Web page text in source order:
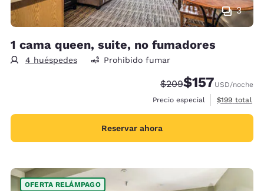
3
1 cama queen, suite, no fumadores
4 huéspedes Prohibido fumar
Precio tachado:
$209Precio con
$157USD/noche
Precio especial
Ver detalles
$199 total
Reservar ahora
OFERTA RELÁMPAGO